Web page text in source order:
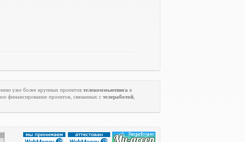
уже более крупных проектов телекоммьютинга в
финансирование проектов, связанных с телеработой